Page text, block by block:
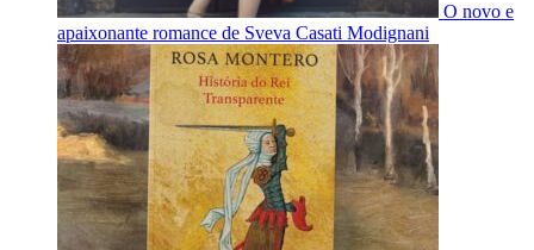
O novo e
apaixonante romance de Sveva Casati Modignani